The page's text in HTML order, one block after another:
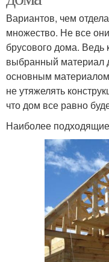
Вариантов, чем
множество. Не все
брусового дома. Ведь
выбранный материал
основным
не утяжелять
что дом все равно
Наиболее